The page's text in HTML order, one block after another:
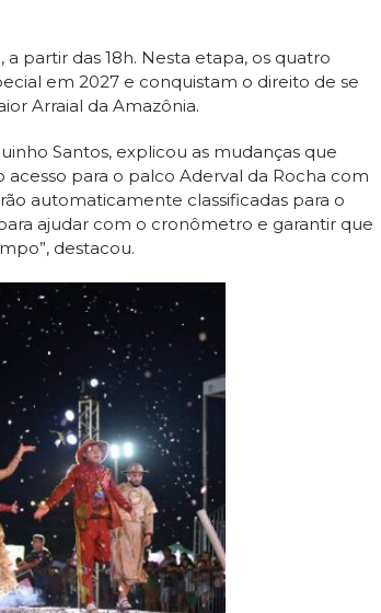
partir das 18h. Nesta etapa, os quatro
em 2027 e conquistam o direito de se
Arraial da Amazônia.
Santos, explicou as mudanças que
acesso para o palco Aderval da Rocha com
automaticamente classificadas para o
ajudar com o cronômetro e garantir que
destacou.